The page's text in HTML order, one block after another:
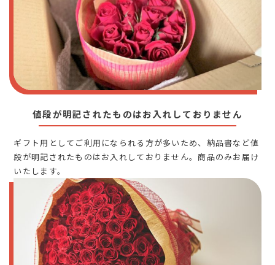
値段が明記されたものはお入れしておりません
ギフト用としてご利用になられる方が多いため、納品書など値
段が明記されたものはお入れしておりません。商品のみお届け
いたします。